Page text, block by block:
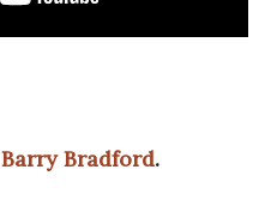
Barry Bradford.